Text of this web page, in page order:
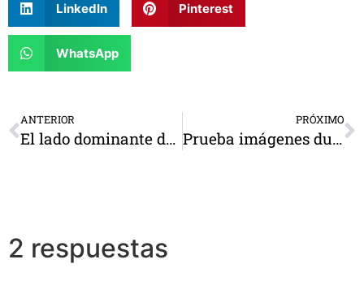
LinkedIn Pinterest
WhatsApp
ANTERIOR
El lado dominante del cerebro
PRÓXIMO
Prueba imágenes duplicadas
2 respuestas